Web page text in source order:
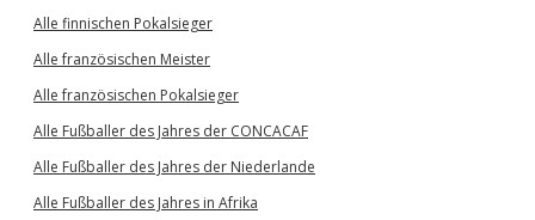
Alle finnischen Pokalsieger
Alle französischen Meister
Alle französischen Pokalsieger
Alle Fußballer des Jahres der CONCACAF
Alle Fußballer des Jahres der Niederlande
Alle Fußballer des Jahres in Afrika